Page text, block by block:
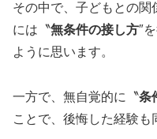
その中で、子どもとの
には〝無条件の接し方″
ように思います。
一方で、無自覚的に〝条
ことで、後悔した経験も